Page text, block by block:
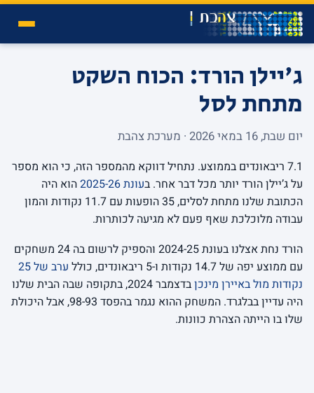
ג'יילן הורד: הכוח השקט
מתחת לסל
יום שבת, 16 במאי 2026 · מערכת צהבת
7.1 ריבאונדים בממוצע. נתחיל דווקא מהמספר הזה, כי הוא מספר
על ג’יילן הורד יותר מכל דבר אחר. בעונת 2025-26
הוא היה
הכתובת שלנו מתחת לסלים, 35 הופעות עם 11.7 נקודות והמון
עבודה מלוכלכת שאף פעם לא מגיעה לכותרות.
הורד נחת אצלנו בעונת 2024-25 והספיק לרשום בה 24 משחקים
עם ממוצע יפה של 14.7 נקודות ו-5 ריבאונדים, כולל
ערב של 25
נקודות מול באיירן מינכן
בדצמבר 2024, בתקופה שבה הבית שלנו
היה עדיין בבלגרד. המשחק ההוא נגמר בהפסד 98-93, אבל היכולת
שלו בו הייתה הצהרת כוונות.